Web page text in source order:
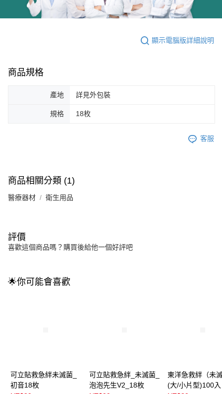
顯示電腦版詳細說明
商品規格
產地 詳見外包裝
規格 18枚
客服
商品相關分類 (1)
醫療器材 衛生用品
評價
喜歡這個商品嗎？購買後給他一個好評吧
🌟你可能會喜歡
可立貼救急絆未滅菌_
初音18枚
可立貼救急絆_未滅菌_
泡泡先生V2_18枚
東洋急救絆（未
(大/小片型)100入